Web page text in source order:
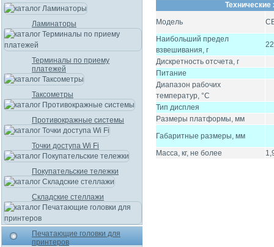
Технические
Модель
Наибольший предел
взвешивания, г
Дискретность отсчета, г
Питание
Диапазон рабочих
температур, °C
Тип дисплея
Размеры платформы, мм
Габаритные размеры, мм
Масса, кг, не более
Ламинаторы
Терминалы по приему
платежей
Таксометры
Противокражные системы
Точки доступа Wi Fi
Покупательские тележки
Складские стеллажи
Печатающие головки для
принтеров